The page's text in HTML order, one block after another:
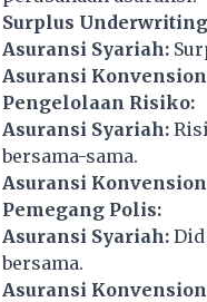
Surplus
Asuransi Syariah:
Asuransi
Pengelolaan Risiko:
Asuransi Syariah:
bersama-sama.
Asuransi
Pemegang Polis:
Asuransi Syariah:Did
bersama.
Asuransi